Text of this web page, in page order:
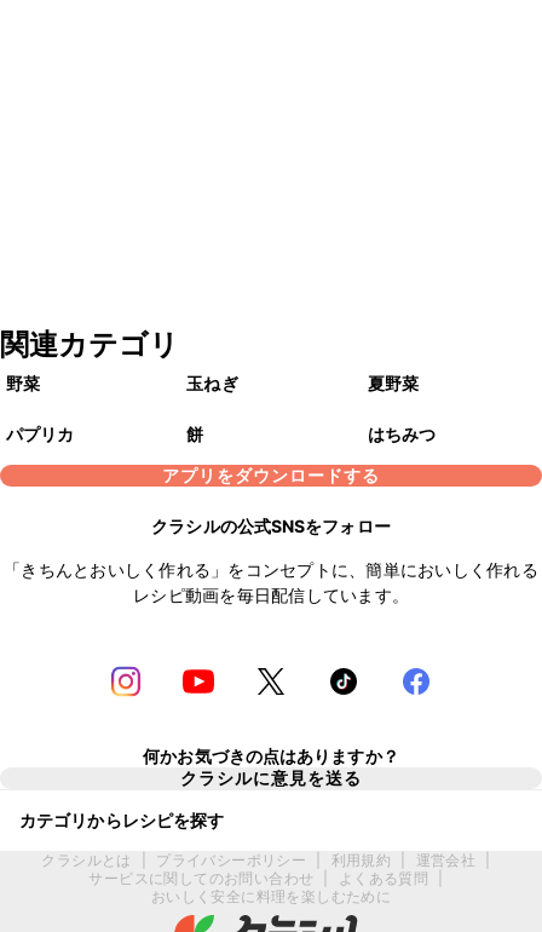
関連カテゴリ
野菜 玉ねぎ 夏野菜
パプリカ 餅
はちみつ
アプリをダウンロードする
クラシルの公式SNSをフォロー
「きちんとおいしく作れる」をコンセプトに、簡単においしく作れる
レシピ動画を毎日配信しています。
何かお気づきの点はありますか？
クラシルに意見を送る
カテゴリからレシピを探す
クラシルとは プライバシーポリシー 利用規約 運営会社
サービスに関してのお問い合わせ
よくある質問
おいしく安全に料理を楽しむために